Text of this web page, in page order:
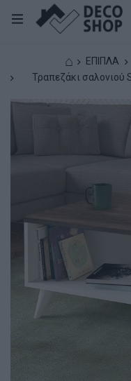
⌂ ΕΠΙΠΛΑ
Τραπεζάκι σαλονιού Sedra από μελαμίνη